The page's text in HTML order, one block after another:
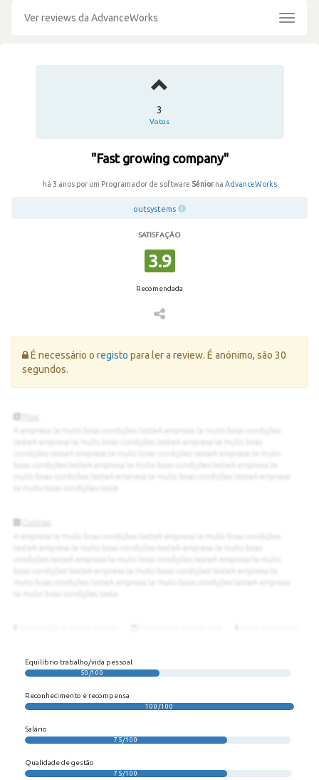
Ver reviews da AdvanceWorks
Toggle
3
Votos
"Fast growing company"
há 3 anos por um Programador de software Séniorna AdvanceWorks
outsystems
SATISFAÇÃO
3.9
Recomendada
Erro:
É necessário o registo para ler a review. É anónimo, são 30
segundos.
Equilíbrio trabalho/vida pessoal
50/100
Reconhecimento e recompensa
100/100
Salário
75/100
Qualidade de gestão
75/100